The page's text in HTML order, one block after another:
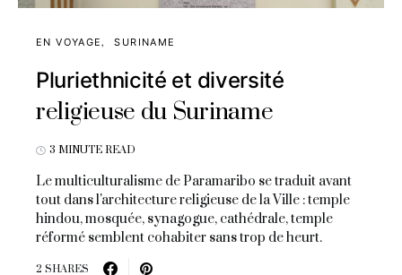
EN VOYAGE SURINAME
Pluriethnicité et diversité
religieuse du Suriname
3 MINUTE READ
Le multiculturalisme de Paramaribo se traduit avant
tout dans l'architecture religieuse de la Ville : temple
hindou, mosquée, synagogue, cathédrale, temple
réformé semblent cohabiter sans trop de heurt.
2 SHARES